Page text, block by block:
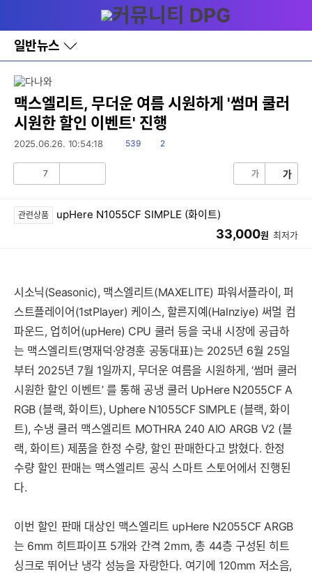
와
홈
일반뉴스
바
로
레
이
어
창
토
맥스엘리트, 무더운 여름 시원하게 '썸머 쿨러
시원한 할인 이벤트' 진행
2025.06.26. 10:54:18
읽
539
댓
2
7 가 가
관련상품 upHere N1055CF SIMPLE (화이트)
33,000원 최저가
시소닉(Seasonic), 맥스엘리트(MAXELITE) 파워서플라이, 퍼
스트플레이어(1stPlayer) 케이스, 할른지예(Halnziye) 써멀 컴
파운드, 업히어(upHere) CPU 쿨러 등을 국내 시장에 공급하
는 맥스엘리트(명재덕·양경훈 공동대표)는 2025년 6월 25일
부터 2025년 7월 1일까지, 무더운 여름을 시원하게, ‘썸머 쿨러
시원한 할인 이벤트’ 를 통해 공냉 쿨러 UpHere N2055CF A
RGB (블랙, 화이트), Uphere N1055CF SIMPLE (블랙, 화이
트), 수냉 쿨러 맥스엘리트 MOTHRA 240 AIO ARGB V2 (블
랙, 화이트) 제품을 한정 수량, 할인 판매한다고 밝혔다. 한정
수량 할인 판매는 맥스엘리트 공식 스마트 스토어에서 진행된
다.
이번 할인 판매 대상인 맥스엘리트 upHere N2055CF ARGB
는 6mm 히트파이프 5개와 간격 2mm, 총 44층 구성된 히트
싱크로 뛰어난 냉각 성능을 자랑한다. 여기에 120mm 저소음,
세부정보 열기/접기